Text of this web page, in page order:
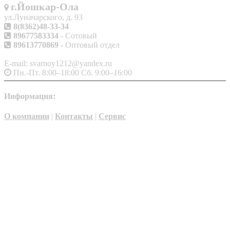
г.Йошкар-Ола
ул.Луначарского, д. 93
8(8362)48-33-34
89677583334 - Сотовый
89613770869 - Оптовый отдел
E-mail: svarnoy1212@yandex.ru
Пн.-Пт. 8:00–18:00 Сб. 9:00–16:00
Информация:
О компании | Контакты | Сервис